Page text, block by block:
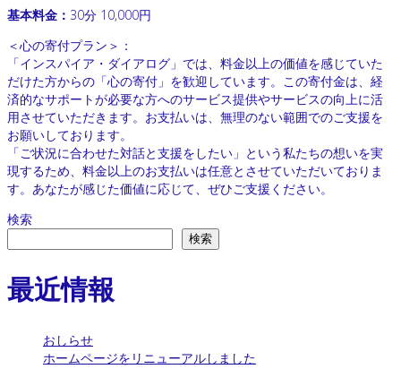
基本料金： 30分 10,000円
＜心の寄付プラン＞：
「インスパイア・ダイアログ」では、料金以上の価値を感じていた
だけた方からの「心の寄付」を歓迎しています。この寄付金は、経
済的なサポートが必要な方へのサービス提供やサービスの向上に活
用させていただきます。お支払いは、無理のない範囲でのご支援を
お願いしております。
「ご状況に合わせた対話と支援をしたい」という私たちの想いを実
現するため、料金以上のお支払いは任意とさせていただいておりま
す。あなたが感じた価値に応じて、ぜひご支援ください。
検索
検索
最近情報
おしらせ
ホームページをリニューアルしました